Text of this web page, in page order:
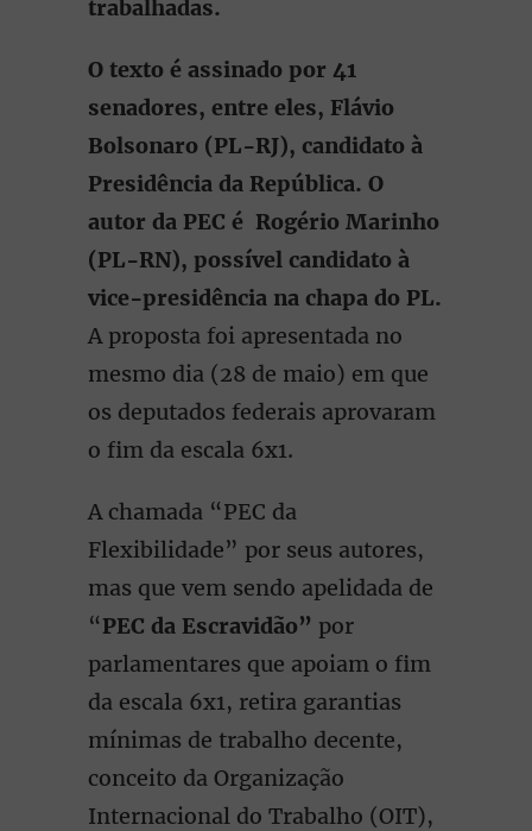
trabalhadas.
O texto é assinado por 41
senadores, entre eles, Flávio
Bolsonaro (PL-RJ), candidato à
Presidência da República. O
autor da PEC é Rogério Marinho
(PL-RN), possível candidato à
vice-presidência na chapa do PL.
A proposta foi apresentada no
mesmo dia (28 de maio) em que
os deputados federais aprovaram
o fim da escala 6x1.
A chamada “PEC da
Flexibilidade” por seus autores,
mas que vem sendo apelidada de
“PEC da Escravidão” por
parlamentares que apoiam o fim
da escala 6x1, retira garantias
mínimas de trabalho decente,
conceito da Organização
Internacional do Trabalho (OIT),